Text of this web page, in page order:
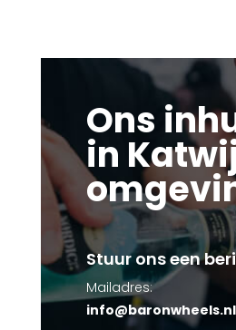
Ons
in
Stuur ons een
Mailadres:
info@baronwheels.nl